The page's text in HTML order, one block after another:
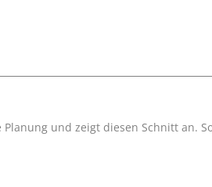
und zeigt diesen Schnitt an.